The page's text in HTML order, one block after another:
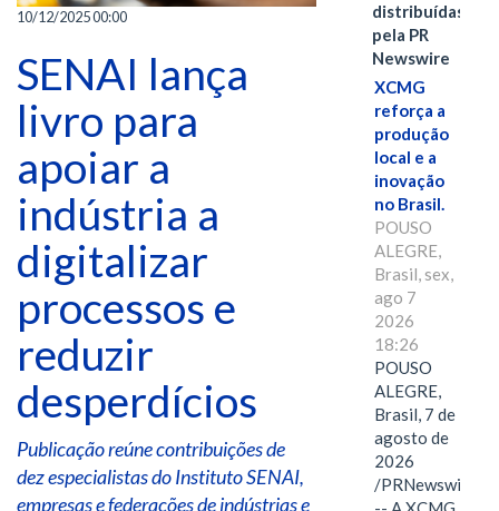
10/12/2025 00:00
SENAI lança
livro para
apoiar a
indústria a
digitalizar
processos e
reduzir
desperdícios
Publicação reúne contribuições de
dez especialistas do Instituto SENAI,
empresas e federações de indústrias e
distribuídas
pela PR
Newswire
XCMG
reforça a
produção
local e a
inovação
no Brasil.
POUSO
ALEGRE,
Brasil, sex,
ago 7
2026
18:26
POUSO
ALEGRE,
Brasil, 7 de
agosto de
2026
/PRNewswire/